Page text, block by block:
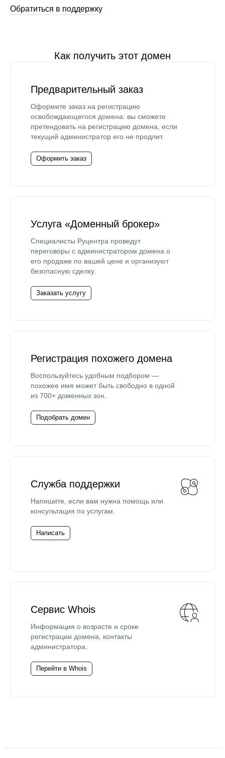
Обратиться в поддержку
Как получить этот домен
Предварительный заказ
Оформите заказ на регистрацию
освобождающегося домена: вы сможете
претендовать на регистрацию домена, если
текущий администратор его не продлит.
Оформить заказ
Услуга «Доменный брокер»
Специалисты Руцентра проведут
переговоры с администратором домена о
его продаже по вашей цене и организуют
безопасную сделку.
Заказать услугу
Регистрация похожего домена
Воспользуйтесь удобным подбором —
похожее имя может быть свободно в одной
из 700+ доменных зон.
Подобрать домен
Служба поддержки
Напишите, если вам нужна помощь или
консультация по услугам.
Написать
Сервис Whois
Информация о возрасте и сроке
регистрации домена, контакты
администратора.
Перейти в Whois